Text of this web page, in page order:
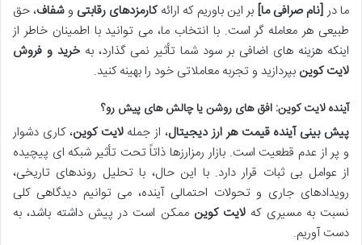
ما در[نام صرافی ما] بر این باوریم که ارائهکارمزدهای رقابتی وشفاف، حق
طبیعی هر معامله گر است. با انتخاب ما، می توانید با اطمینان خاطر از
اینکه هزینه های اضافی بر سود شما تأثیر نمی گذارد، بهخرید و فروش
لایت کوین بپردازید و تجربه معاملاتی خود را بهینه کنید.
آینده لایت کوین: افق های روشن یا چالش های پیش رو؟
پیش بینی آینده قیمت هر ارز دیجیتال، از جملهلایت کوین، کاری دشوار
و پر از عدم قطعیت است. بازار رمزارزها ذاتاً تحت تأثیر شبکه ای پیچیده
از عوامل بی ثبات قرار دارد. با این حال، با تحلیل روندهای تاریخی،
رویدادهای جاری و تحولات احتمالی آینده، می توانیم دیدگاهی کلی
نسبت به مسیری که لایت کوین ممکن است در پیش داشته باشد، به
دست آوریم.